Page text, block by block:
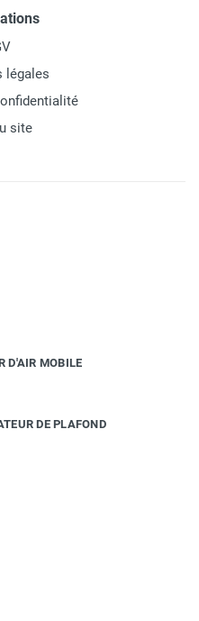
légales
site
D'AIR MOBILE
DE PLAFOND